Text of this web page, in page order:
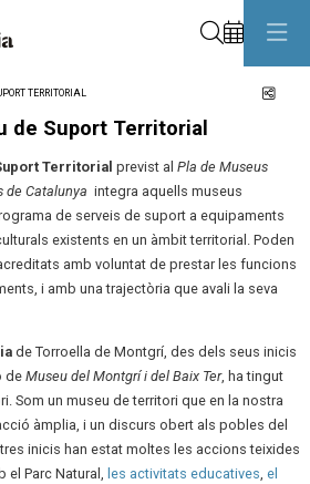
TERRITORIAL
de Suport Territorial
Territorial previst al Pla de Museus
de Catalunya integra aquells museus
de serveis de suport a equipaments
existents en un àmbit territorial. Poden
amb voluntat de prestar les funcions
i amb una trajectòria que avali la seva
de Torroella de Montgrí, des dels seus inicis
de Museu del Montgrí i del Baix Ter, ha tingut
Som un museu de territori que en la nostra
àmplia, i un discurs obert als pobles del
inicis han estat moltes les accions teixides
el Parc Natural, les activitats educatives, el